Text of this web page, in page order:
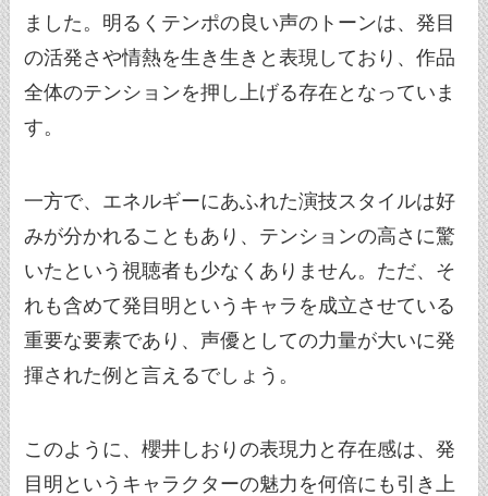
ました。明るくテンポの良い声のトーンは、発目
の活発さや情熱を生き生きと表現しており、作品
全体のテンションを押し上げる存在となっていま
す。
一方で、エネルギーにあふれた演技スタイルは好
みが分かれることもあり、テンションの高さに驚
いたという視聴者も少なくありません。ただ、そ
れも含めて発目明というキャラを成立させている
重要な要素であり、声優としての力量が大いに発
揮された例と言えるでしょう。
このように、櫻井しおりの表現力と存在感は、発
目明というキャラクターの魅力を何倍にも引き上